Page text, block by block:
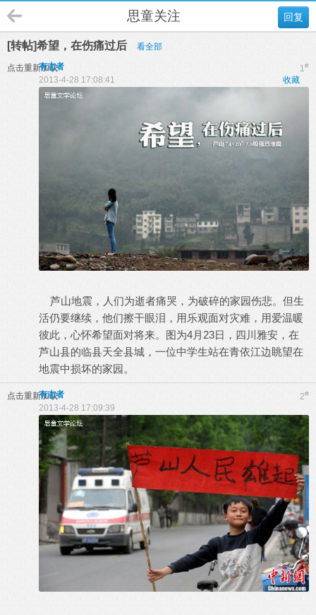
回复
思童关注
[转帖]希望，在伤痛过后 看全部
点击重新加载 1#
有志者
收藏
2013-4-28 17:08:41
芦山地震，人们为逝者痛哭，为破碎的家园伤悲。但生
活仍要继续，他们擦干眼泪，用乐观面对灾难，用爱温暖
彼此，心怀希望面对将来。图为4月23日，四川雅安，在
芦山县的临县天全县城，一位中学生站在青依江边眺望在
地震中损坏的家园。
点击重新加载 2#
有志者
2013-4-28 17:09:39